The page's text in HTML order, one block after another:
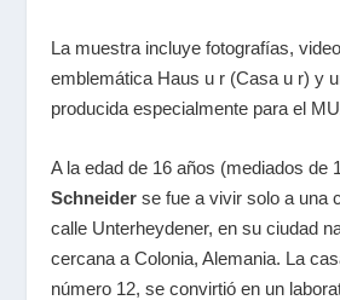
La muestra incluye fotografías,
emblemática Haus u r (Casa u r) y
producida especialmente para el
A la edad de 16 años (mediados de
Schneider se fue a vivir solo a una
calle Unterheydener, en su ciudad
cercana a Colonia, Alemania. La
número 12, se convirtió en un